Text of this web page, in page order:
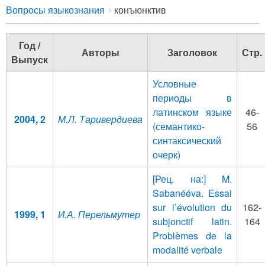
Breadcrumbs
You
are
here:
Вопросы языкознания конъюнктив
Год /
Выпуск
Авторы Заголовок Стр.
2004, 2 М.Л. Таривердиева
Условные
периоды в
латинском языке
(семантико-
синтаксический
очерк)
46-
56
1999, 1 И.А. Перельмутер
[Рец. на:] M.
Sabanééva. Essai
sur l’évolution du
subjonctif latin.
Problèmes de la
modalité verbale
162-
164